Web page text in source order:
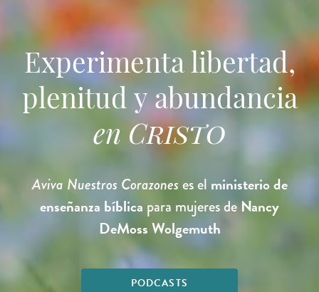
Experimenta libertad,
plenitud y abundancia
en Cristo
Aviva Nuestros Corazones es el ministerio de
enseñanza bíblica para mujeres deNancy
DeMoss Wolgemuth
PODCASTS